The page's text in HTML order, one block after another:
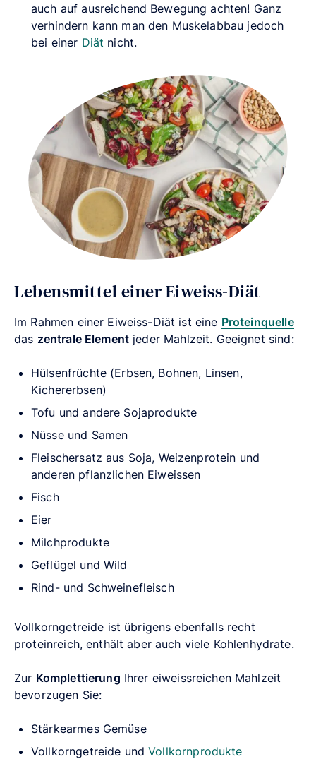
auch auf ausreichend Bewegung achten! Ganz
verhindern kann man den Muskelabbau jedoch
bei einer Diät nicht.
Lebensmittel einer Eiweiss-Diät
Im Rahmen einer Eiweiss-Diät ist eine Proteinquelle
das zentrale Element jeder Mahlzeit. Geeignet sind:
Hülsenfrüchte (Erbsen, Bohnen, Linsen,
Kichererbsen)
Tofu und andere Sojaprodukte
Nüsse und Samen
Fleischersatz aus Soja, Weizenprotein und
anderen pflanzlichen Eiweissen
Fisch
Eier
Milchprodukte
Geflügel und Wild
Rind- und Schweinefleisch
Vollkorngetreide ist übrigens ebenfalls recht
proteinreich, enthält aber auch viele Kohlenhydrate.
Zur Komplettierung Ihrer eiweissreichen Mahlzeit
bevorzugen Sie:
Stärkearmes Gemüse
Vollkorngetreide undVollkornprodukte